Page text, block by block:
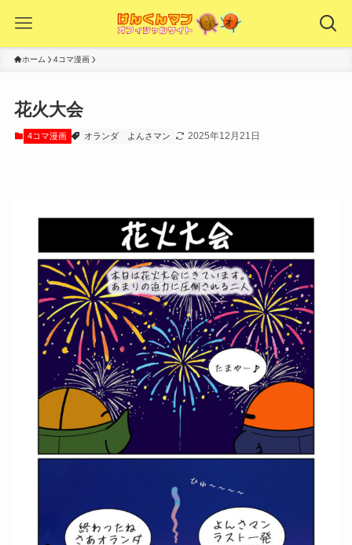
ホーム 4コマ漫画
花火大会
4コマ漫画 オランダ よんさマン 2025年12月21日